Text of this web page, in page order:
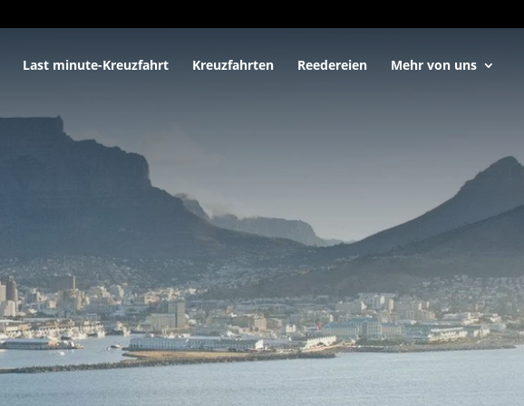
Last minute-Kreuzfahrt Kreuzfahrten Reedereien Mehr von uns